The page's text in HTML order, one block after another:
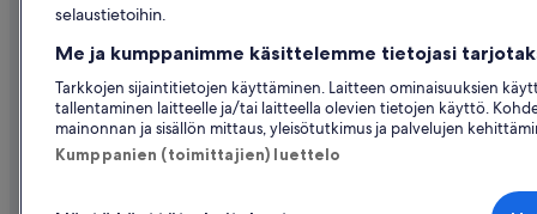
Lehdistöhuone
Advertising
Affiliate Marketing
Kaikki
selaustietoihin.
Me ja kumppanimme käsittelemme tietojasi
Tarkkojen sijaintitietojen käyttäminen. Laitteen ominaisuuksien
tallentaminen laitteelle ja/tai laitteella olevien tietojen käyttö.
mainonnan ja sisällön mittaus, yleisötutkimus ja palvelujen
Kumppanien (toimittajien) luettelo